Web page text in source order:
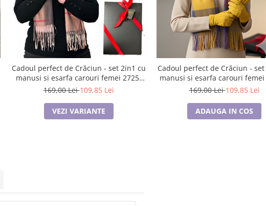
Cadoul perfect de Crăciun - set 2in1 cu
manusi si esarfa carouri femei 2725-
105 pink
169,00 Lei109,85 Lei
VEZI VARIANTE
Cadoul perfect de Crăciun -
manusi si esarfa carouri femei
multicolor
169,00 Lei109,85 Lei
ADAUGA IN COS